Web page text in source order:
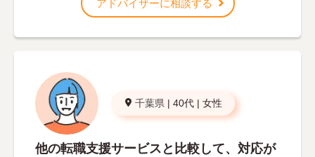
アドバイザーに相談する
千葉県 | 40代 | 女性
他の転職支援サービスと比較して、対応が